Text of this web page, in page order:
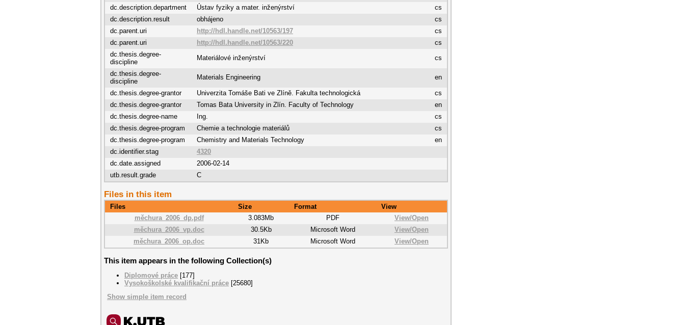
dc.description.department Ústav fyziky a mater. inženýrství
cs
dc.description.result
obhájeno
cs
dc.parent.uri
http://hdl.handle.net/10563/197
cs
dc.parent.uri
http://hdl.handle.net/10563/220
cs
dc.thesis.degree-
discipline
Materiálové inženýrství cs
dc.thesis.degree-
discipline
Materials Engineering en
dc.thesis.degree-grantor Univerzita Tomáše Bati ve Zlíně. Fakulta technologická
cs
dc.thesis.degree-grantor
Tomas Bata University in Zlín. Faculty of Technology
en
dc.thesis.degree-name
Ing.
cs
dc.thesis.degree-program
Chemie a technologie materiálů
cs
dc.thesis.degree-program
Chemistry and Materials Technology
en
dc.identifier.stag
4320
dc.date.assigned
2006-02-14
utb.result.grade
C
Files in this item
Files Size Format
View
měchura_2006_dp.pdf
3.083Mb PDF View/Open
měchura_2006_vp.doc
30.5Kb Microsoft Word View/Open
měchura_2006_op.doc
31Kb Microsoft Word View/Open
This item appears in the following Collection(s)
Diplomové práce [177]
Vysokoškolské kvalifikační práce [25680]
Show simple item record